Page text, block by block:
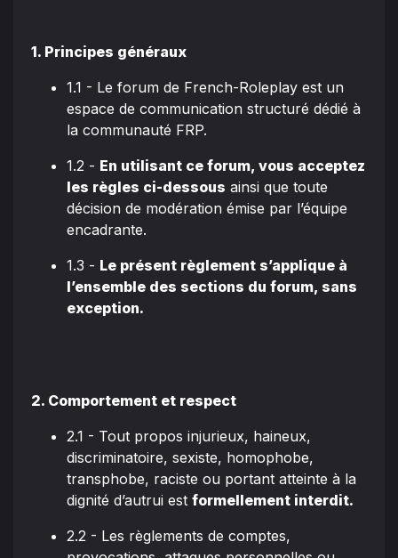
1. Principes généraux
1.1 - Le forum de French-Roleplay est un
espace de communication structuré dédié à
la communauté FRP.
1.2 - En utilisant ce forum, vous acceptez
les règles ci-dessous ainsi que toute
décision de modération émise par l’équipe
encadrante.
1.3 - Le présent règlement s’applique à
l’ensemble des sections du forum, sans
exception.
2. Comportement et respect
2.1 - Tout propos injurieux, haineux,
discriminatoire, sexiste, homophobe,
transphobe, raciste ou portant atteinte à la
dignité d’autrui est formellement interdit.
2.2 - Les règlements de comptes,